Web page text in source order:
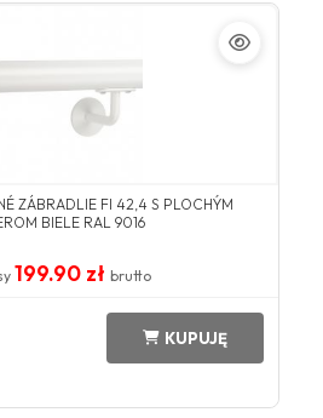
ZÁBRADLIE FI 42,4 S PLOCHÝM
BIELE RAL 9016
199.90 zł brutto
KUPUJĘ